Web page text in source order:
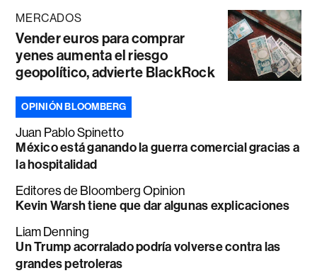
MERCADOS
Vender euros para comprar
yenes aumenta el riesgo
geopolítico, advierte BlackRock
OPINIÓN BLOOMBERG
Juan Pablo Spinetto
México está ganando la guerra comercial gracias a
la hospitalidad
Editores de Bloomberg Opinion
Kevin Warsh tiene que dar algunas explicaciones
Liam Denning
Un Trump acorralado podría volverse contra las
grandes petroleras